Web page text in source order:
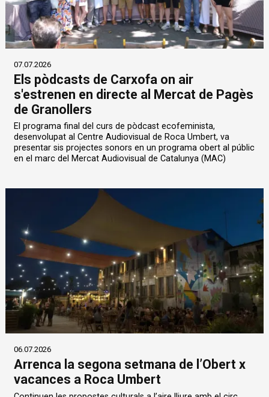
07.07.2026
Els pòdcasts de Carxofa on air
s'estrenen en directe al Mercat de Pagès
de Granollers
El programa final del curs de pòdcast ecofeminista,
desenvolupat al Centre Audiovisual de Roca Umbert, va
presentar sis projectes sonors en un programa obert al públic
en el marc del Mercat Audiovisual de Catalunya (MAC)
06.07.2026
Arrenca la segona setmana de l’Obert x
vacances a Roca Umbert